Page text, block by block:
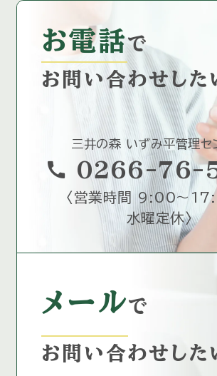
お電話で
お問い合わせした
三井の森 いずみ平管理セ
call 0266-76-
〈 営業時間 9:00～
水曜定休〉
メールで
お問い合わせした